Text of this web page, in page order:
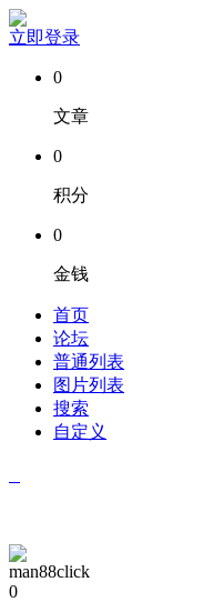
立即登录
0
文章
0
积分
0
金钱
首页
论坛
普通列表
图片列表
搜索
自定义
man88click
0